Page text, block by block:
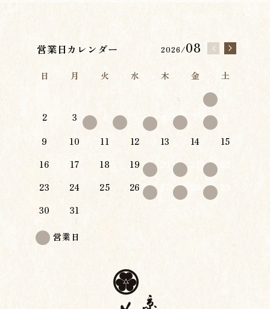
営業日カレンダー 2026/08
日 月 火 水 木 金
土
2
3
9
10 11 12 13 14
15
16
17 18 19 21
23
24 25 26
30
31
営業日